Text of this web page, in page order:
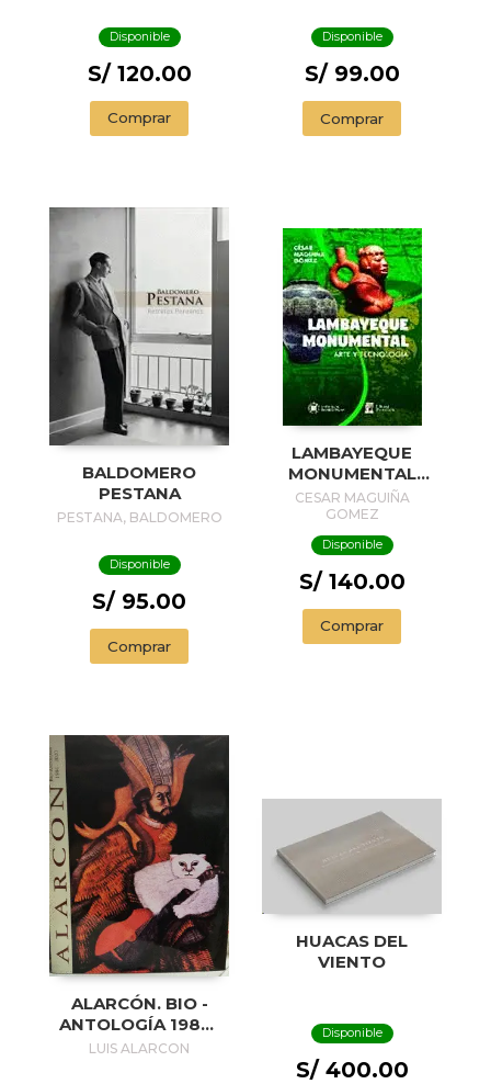
MEJOR, 1983-1967
Disponible
S/ 120.00
Comprar
Disponible
S/ 99.00
Comprar
BALDOMERO
PESTANA
PESTANA, BALDOMERO
Disponible
S/ 95.00
Comprar
LAMBAYEQUE
MONUMENTAL
ARTE Y
TECNOLOGÍA
CESAR MAGUIÑA
GOMEZ
Disponible
S/ 140.00
Comprar
ALARCÓN. BIO -
ANTOLOGÍA 1984-
2020
LUIS ALARCON
HUACAS DEL
VIENTO
Disponible
S/ 400.00